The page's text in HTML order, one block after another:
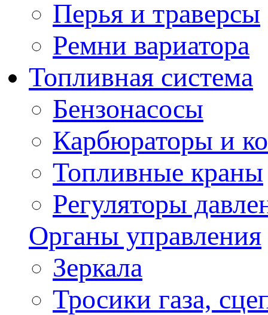
Перья и траверсы
Ремни вариатора
Топливная система
Бензонасосы
Карбюраторы и
Топливные краны
Регуляторы
Органы управления
Зеркала
Тросики газа,